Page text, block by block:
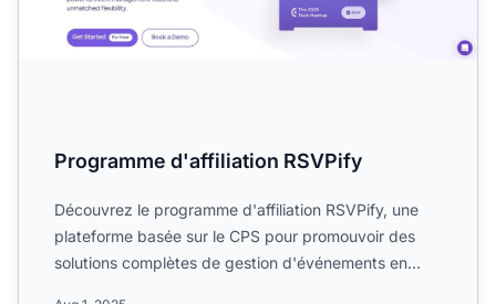
Programme d'affiliation RSVPify
Découvrez le programme d'affiliation RSVPify, une
plateforme basée sur le CPS pour promouvoir des
solutions complètes de gestion d'événements en